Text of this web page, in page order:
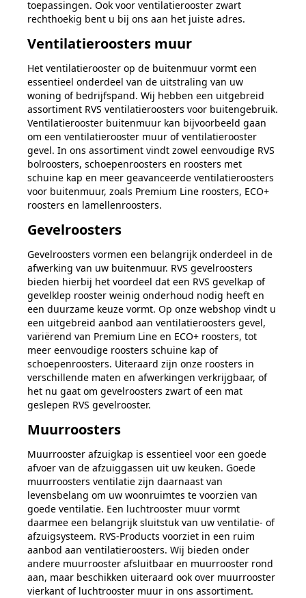
toepassingen. Ook voor ventilatierooster zwart
rechthoekig bent u bij ons aan het juiste adres.
Ventilatieroosters muur
Het ventilatierooster op de buitenmuur vormt een
essentieel onderdeel van de uitstraling van uw
woning of bedrijfspand. Wij hebben een uitgebreid
assortiment RVS ventilatieroosters voor buitengebruik.
Ventilatierooster buitenmuur kan bijvoorbeeld gaan
om een ventilatierooster muur of ventilatierooster
gevel. In ons assortiment vindt zowel eenvoudige RVS
bolroosters, schoepenroosters en roosters met
schuine kap en meer geavanceerde ventilatieroosters
voor buitenmuur, zoals Premium Line roosters, ECO+
roosters en lamellenroosters.
Gevelroosters
Gevelroosters vormen een belangrijk onderdeel in de
afwerking van uw buitenmuur. RVS gevelroosters
bieden hierbij het voordeel dat een RVS gevelkap of
gevelklep rooster weinig onderhoud nodig heeft en
een duurzame keuze vormt. Op onze webshop vindt u
een uitgebreid aanbod aan ventilatieroosters gevel,
variërend van Premium Line en ECO+ roosters, tot
meer eenvoudige roosters schuine kap of
schoepenroosters. Uiteraard zijn onze roosters in
verschillende maten en afwerkingen verkrijgbaar, of
het nu gaat om gevelroosters zwart of een mat
geslepen RVS gevelrooster.
Muurroosters
Muurrooster afzuigkap is essentieel voor een goede
afvoer van de afzuiggassen uit uw keuken. Goede
muurroosters ventilatie zijn daarnaast van
levensbelang om uw woonruimtes te voorzien van
goede ventilatie. Een luchtrooster muur vormt
daarmee een belangrijk sluitstuk van uw ventilatie- of
afzuigsysteem. RVS-Products voorziet in een ruim
aanbod aan ventilatieroosters. Wij bieden onder
andere muurrooster afsluitbaar en muurrooster rond
aan, maar beschikken uiteraard ook over muurrooster
vierkant of luchtrooster muur in ons assortiment.